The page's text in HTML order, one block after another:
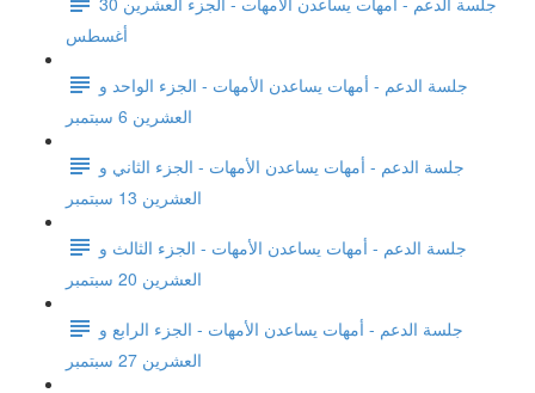
أغسطس
جلسة الدعم - أمهات يساعدن الأمهات - الجزء الواحد و
العشرين 6 سبتمبر
جلسة الدعم - أمهات يساعدن الأمهات - الجزء الثاني و
العشرين 13 سبتمبر
جلسة الدعم - أمهات يساعدن الأمهات - الجزء الثالث و
العشرين 20 سبتمبر
جلسة الدعم - أمهات يساعدن الأمهات - الجزء الرابع و
العشرين 27 سبتمبر